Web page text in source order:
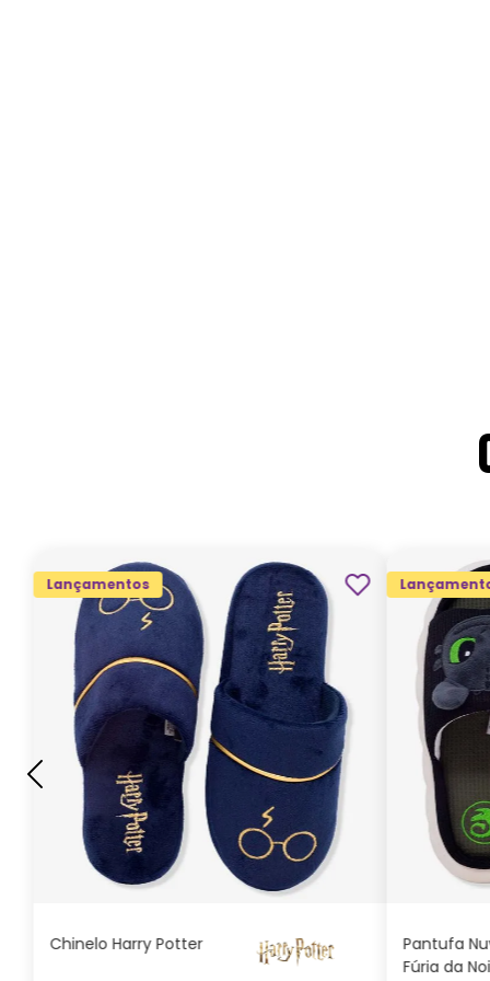
Lançamentos
Chinelo Harry Potter
G GG M P
ADICIONAR AO
CARRINHO
Pantufa
Fúria da